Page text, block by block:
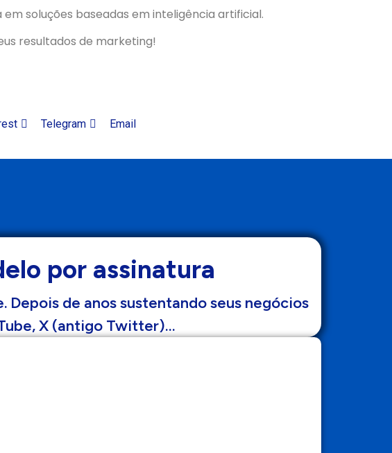
soluções baseadas em inteligência artificial.
resultados de marketing!
Telegram Email
por assinatura
de anos sustentando seus negócios
X (antigo Twitter)…